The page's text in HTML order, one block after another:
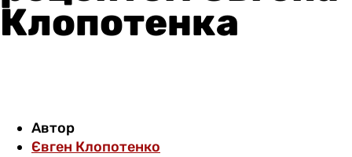
Клопотенка
Автор
Євген Клопотенко